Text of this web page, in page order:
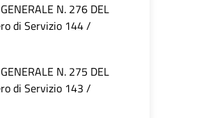
N. 276 DEL
di Servizio 144 /
N. 275 DEL
di Servizio 143 /